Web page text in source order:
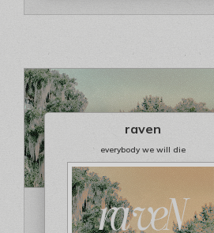
raven
everybody we will die